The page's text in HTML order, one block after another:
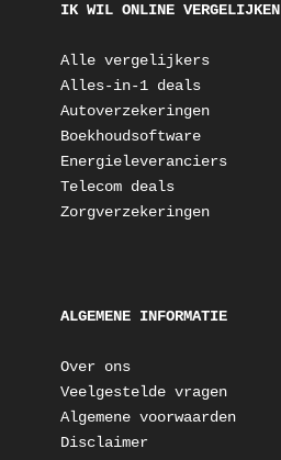
IK WIL ONLINE VERGELIJKEN
Alle vergelijkers
Alles-in-1 deals
Autoverzekeringen
Boekhoudsoftware
Energieleveranciers
Telecom deals
Zorgverzekeringen
ALGEMENE INFORMATIE
Over ons
Veelgestelde vragen
Algemene voorwaarden
Disclaimer